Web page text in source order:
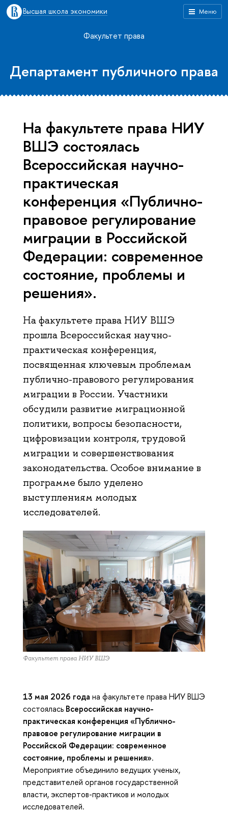
Меню
Высшая школа экономики
Факультет права
Департамент публичного права
На факультете права НИУ
ВШЭ состоялась
Всероссийская научно-
практическая
конференция «Публично-
правовое регулирование
миграции в Российской
Федерации: современное
состояние, проблемы и
решения».
На факультете права НИУ ВШЭ
прошла Всероссийская научно-
практическая конференция,
посвященная ключевым проблемам
публично-правового регулирования
миграции в России. Участники
обсудили развитие миграционной
политики, вопросы безопасности,
цифровизации контроля, трудовой
миграции и совершенствования
законодательства. Особое внимание в
программе было уделено
выступлениям молодых
исследователей.
Факультет права НИУ ВШЭ
13 мая 2026 года на факультете права НИУ ВШЭ
состоялась Всероссийская научно-
практическая конференция «Публично-
правовое регулирование миграции в
Российской Федерации: современное
состояние, проблемы и решения».
Мероприятие объединило ведущих ученых,
представителей органов государственной
власти, экспертов-практиков и молодых
исследователей.